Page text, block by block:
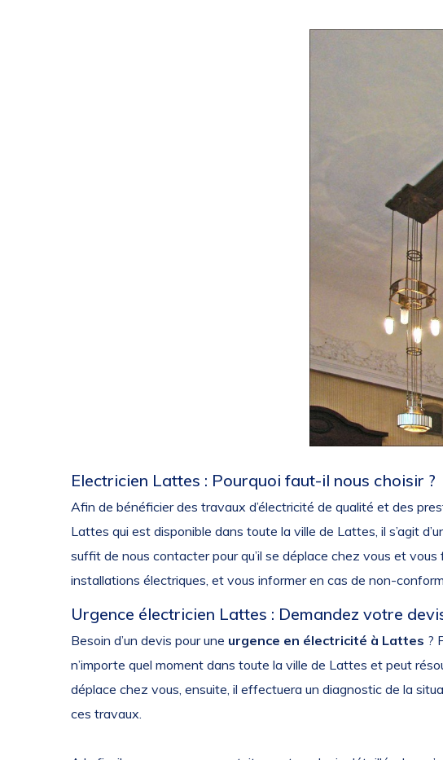
Electricien Lattes : Pourquoi faut-il nous choisir ?
Afin de bénéficier des travaux d’électricité de qualité et des
Lattes qui est disponible dans toute la ville de Lattes, il s’agit
suffit de nous contacter pour qu’il se déplace chez vous et
installations électriques, et vous informer en cas de non-
Urgence électricien Lattes : Demandez votre
Besoin d’un devis pour une urgence en électricité à Lattes ?
n’importe quel moment dans toute la ville de Lattes et peut
déplace chez vous, ensuite, il effectuera un diagnostic de la
ces travaux.